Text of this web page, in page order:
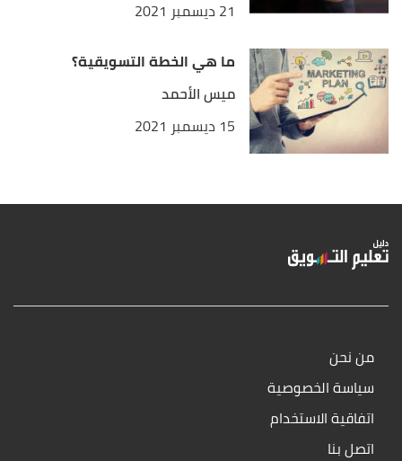
21 ديسمبر 2021
ما هي الخطة التسويقية؟
ميس الأحمد
15 ديسمبر 2021
من نحن
سياسة الخصوصية
اتفاقية الاستخدام
اتصل بنا